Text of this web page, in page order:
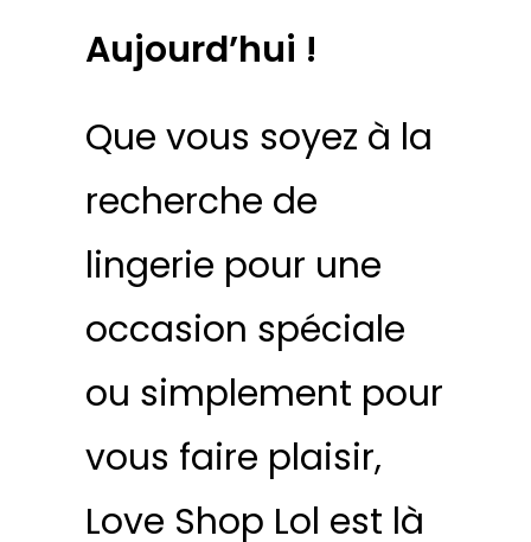
Aujourd’hui !
Que vous soyez à la
recherche de
lingerie pour une
occasion spéciale
ou simplement pour
vous faire plaisir,
Love Shop Lol est là